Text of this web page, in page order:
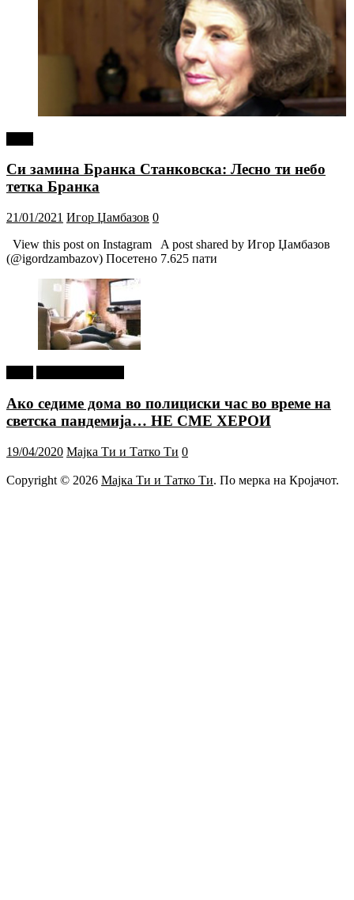
Си замина Бранка Станковска: Лесно ти небо
тетка Бранка
21/01/2021 Игор Џамбазов 0
View this post on Instagram A post shared by Игор Џамбазов
(@igordzambazov) Посетено 7.625 пати
Ако седиме дома во полициски час во време на
светска пандемија… НЕ СМЕ ХЕРОИ
19/04/2020 Мајка Ти и Татко Ти 0
Copyright © 2026 Мајка Ти и Татко Ти. По мерка на Кројачот.